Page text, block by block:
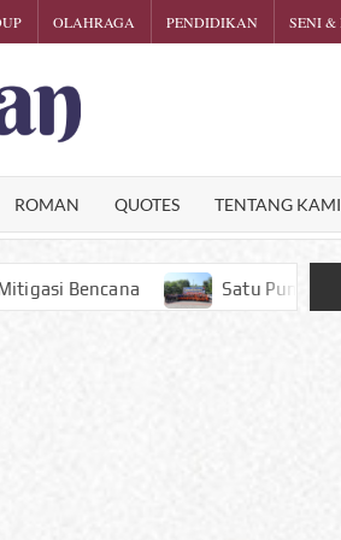
OLAHRAGA PENDIDIKAN SENI &
KUNINGAN
ROMAN QUOTES TENTANG KAMI
Satu Puntung Rokok Bisa Hanguskan